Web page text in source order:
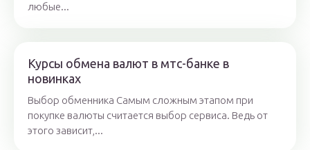
любые...
Курсы обмена валют в мтс-банке в
новинках
Выбор обменника Самым сложным этапом при
покупке валюты считается выбор сервиса. Ведь от
этого зависит,...